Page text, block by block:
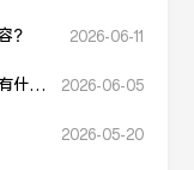
？ 2026-06-11
什么
2026-06-05
2026-05-20